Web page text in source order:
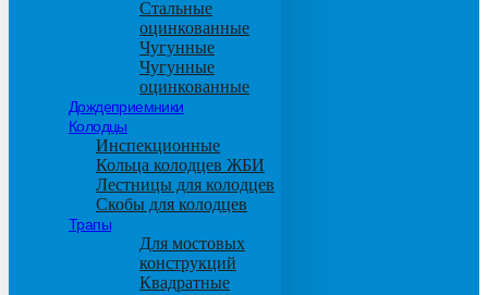
Стальные
оцинкованные
Чугунные
Чугунные
оцинкованные
Дождеприемники
Колодцы
Инспекционные
Кольца колодцев ЖБИ
Лестницы для колодцев
Скобы для колодцев
Трапы
Для мостовых
конструкций
Квадратные